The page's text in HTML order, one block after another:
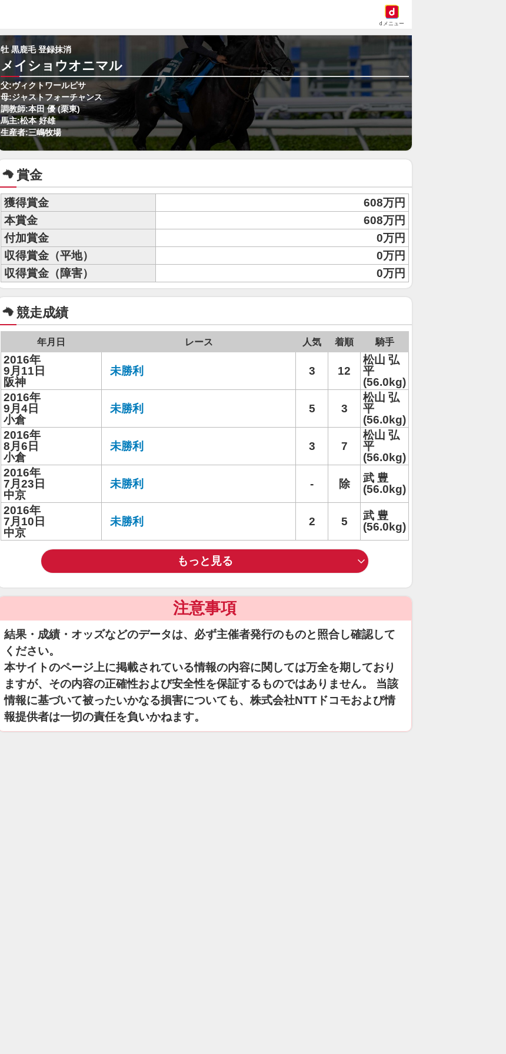
dメニュー
牡 黒鹿毛 登録抹消
メイショウオニマル
父:ヴィクトワールピサ
母:ジャストフォーチャンス
調教師:本田 優 (栗東)
馬主:松本 好雄
生産者:三嶋牧場
賞金
獲得賞金
608万円
本賞金
608万円
付加賞金
0万円
収得賞金（平地）
0万円
収得賞金（障害）
0万円
競走成績
年月日 レース 人気 着順 騎手
2016年
9月11日
阪神
未勝利 3 12
松山 弘
平
(56.0kg)
2016年
9月4日
小倉
未勝利 5 3
松山 弘
平
(56.0kg)
2016年
8月6日
小倉
未勝利 3 7
松山 弘
平
(56.0kg)
2016年
7月23日
中京
未勝利 - 除
武 豊
(56.0kg)
2016年
7月10日
中京
未勝利 2 5
武 豊
(56.0kg)
もっと見る
注意事項
結果・成績・オッズなどのデータは、必ず主催者発行のものと照合し確認して
ください。
本サイトのページ上に掲載されている情報の内容に関しては万全を期しており
ますが、その内容の正確性および安全性を保証するものではありません。 当該
情報に基づいて被ったいかなる損害についても、株式会社NTTドコモおよび情
報提供者は一切の責任を負いかねます。